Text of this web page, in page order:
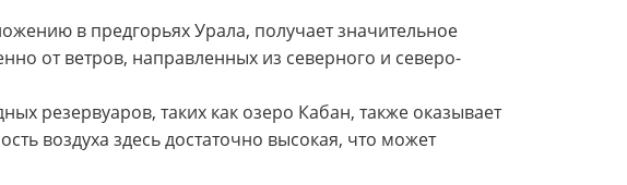
в предгорьях Урала, получает значительное
от ветров, направленных из северного и северо-
резервуаров, таких как озеро Кабан, также оказывает
воздуха здесь достаточно высокая, что может